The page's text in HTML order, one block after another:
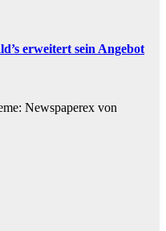
erweitert sein Angebot
Newspaperex von